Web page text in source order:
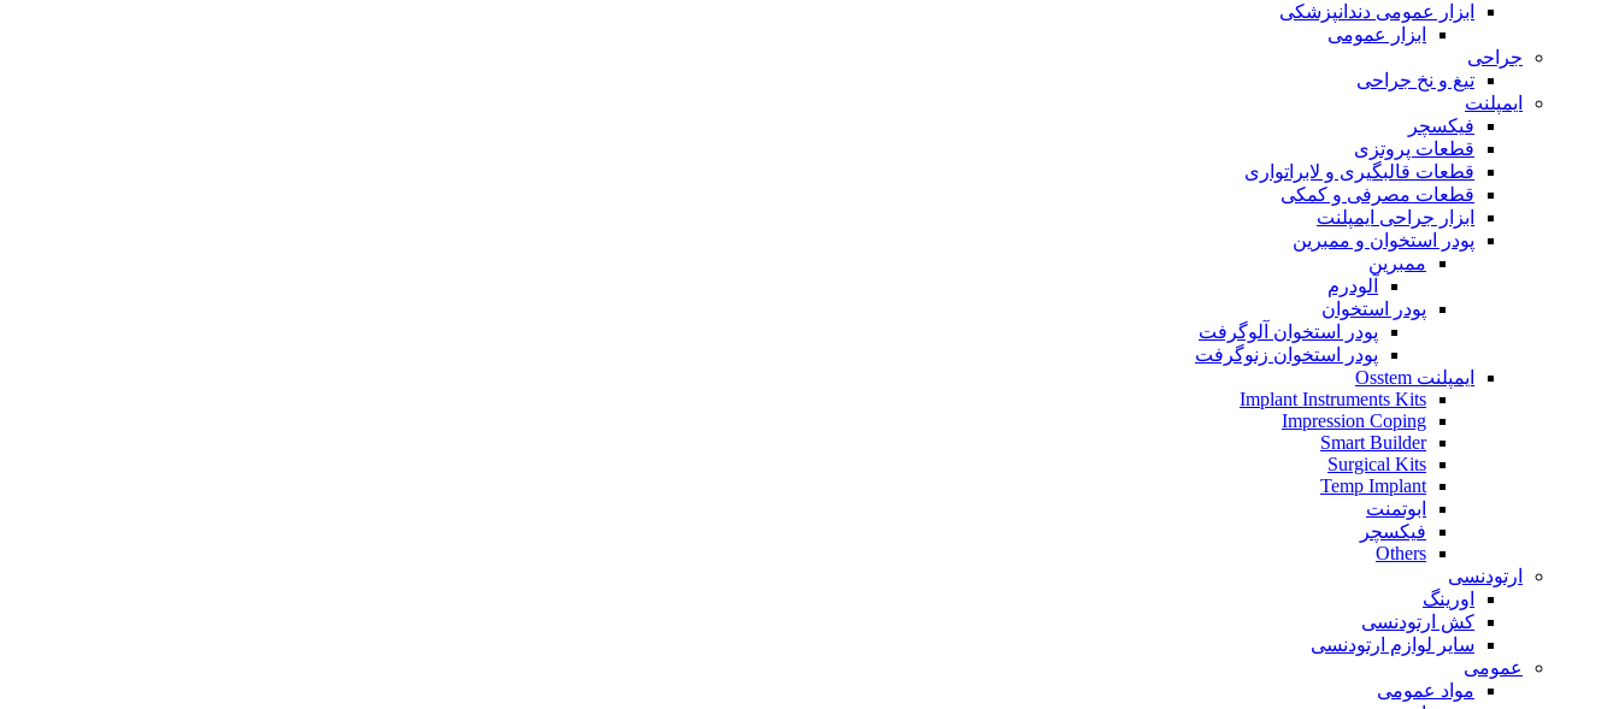
ابزار عمومی دندانپزشکی
ابزار عمومی
جراحی
تیغ و نخ جراحی
ایمپلنت
فیکسچر
قطعات پروتزی
قطعات قالبگیری و لابراتواری
قطعات مصرفی و کمکی
ابزار جراحی ایمپلنت
پودر استخوان و ممبرین
ممبرین
آلودرم
پودر استخوان
پودر استخوان آلوگرفت
پودر استخوان زنوگرفت
ایمپلنت Osstem
Implant Instruments Kits
Impression Coping
Smart Builder
Surgical Kits
Temp Implant
ابوتمنت
فیکسچر
Others
ارتودنسی
اورینگ
کش ارتودنسی
سایر لوازم ارتودنسی
عمومی
مواد عمومی